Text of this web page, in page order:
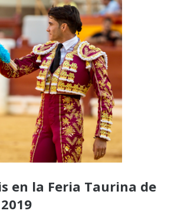
en la Feria Taurina de